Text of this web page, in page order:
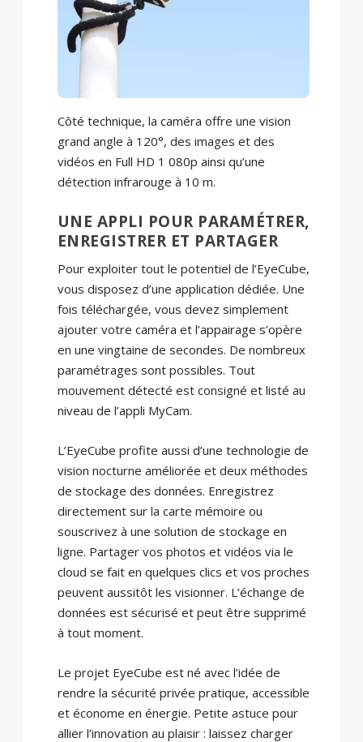
Côté technique, la caméra offre une vision
grand angle à 120°, des images et des
vidéos en Full HD 1 080p ainsi qu’une
détection infrarouge à 10 m.
UNE APPLI POUR PARAMÉTRER,
ENREGISTRER ET PARTAGER
Pour exploiter tout le potentiel de l’EyeCube,
vous disposez d’une application dédiée. Une
fois téléchargée, vous devez simplement
ajouter votre caméra et l’appairage s’opère
en une vingtaine de secondes. De nombreux
paramétrages sont possibles. Tout
mouvement détecté est consigné et listé au
niveau de l’appli MyCam.
L’EyeCube profite aussi d’une technologie de
vision nocturne améliorée et deux méthodes
de stockage des données. Enregistrez
directement sur la carte mémoire ou
souscrivez à une solution de stockage en
ligne. Partager vos photos et vidéos via le
cloud se fait en quelques clics et vos proches
peuvent aussitôt les visionner. L’échange de
données est sécurisé et peut être supprimé
à tout moment.
Le projet EyeCube est né avec l’idée de
rendre la sécurité privée pratique, accessible
et économe en énergie. Petite astuce pour
allier l’innovation au plaisir : laissez charger